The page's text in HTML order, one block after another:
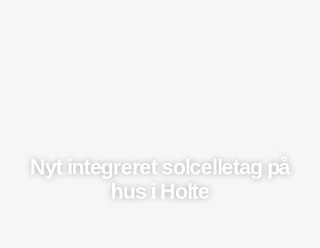
Nyt integreret solcelletag på
hus i Holte